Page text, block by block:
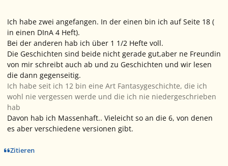
Ich habe zwei angefangen. In der einen bin ich auf Seite 18 (
in einen DInA 4 Heft).
Bei der anderen hab ich über 1 1/2 Hefte voll.
Die Geschichten sind beide nicht gerade gut,aber ne Freundin
von mir schreibt auch ab und zu Geschichten und wir lesen
die dann gegenseitig.
Ich habe seit ich 12 bin eine Art Fantasygeschichte, die ich
wohl nie vergessen werde und die ich nie niedergeschrieben
hab
Davon hab ich Massenhaft.. Vieleicht so an die 6, von denen
es aber verschiedene versionen gibt.
Zitieren